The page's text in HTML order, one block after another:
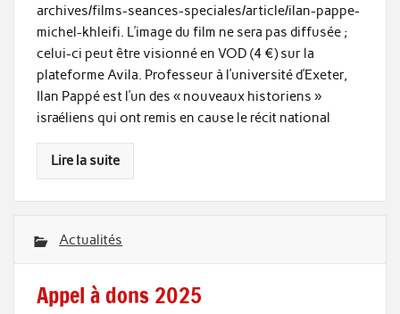
archives/films-seances-speciales/article/ilan-pappe-
michel-khleifi. L’image du film ne sera pas diffusée ;
celui-ci peut être visionné en VOD (4 €) sur la
plateforme Avila. Professeur à l’université d’Exeter,
Ilan Pappé est l’un des « nouveaux historiens »
israéliens qui ont remis en cause le récit national
Lire la suite
Actualités
Appel à dons 2025